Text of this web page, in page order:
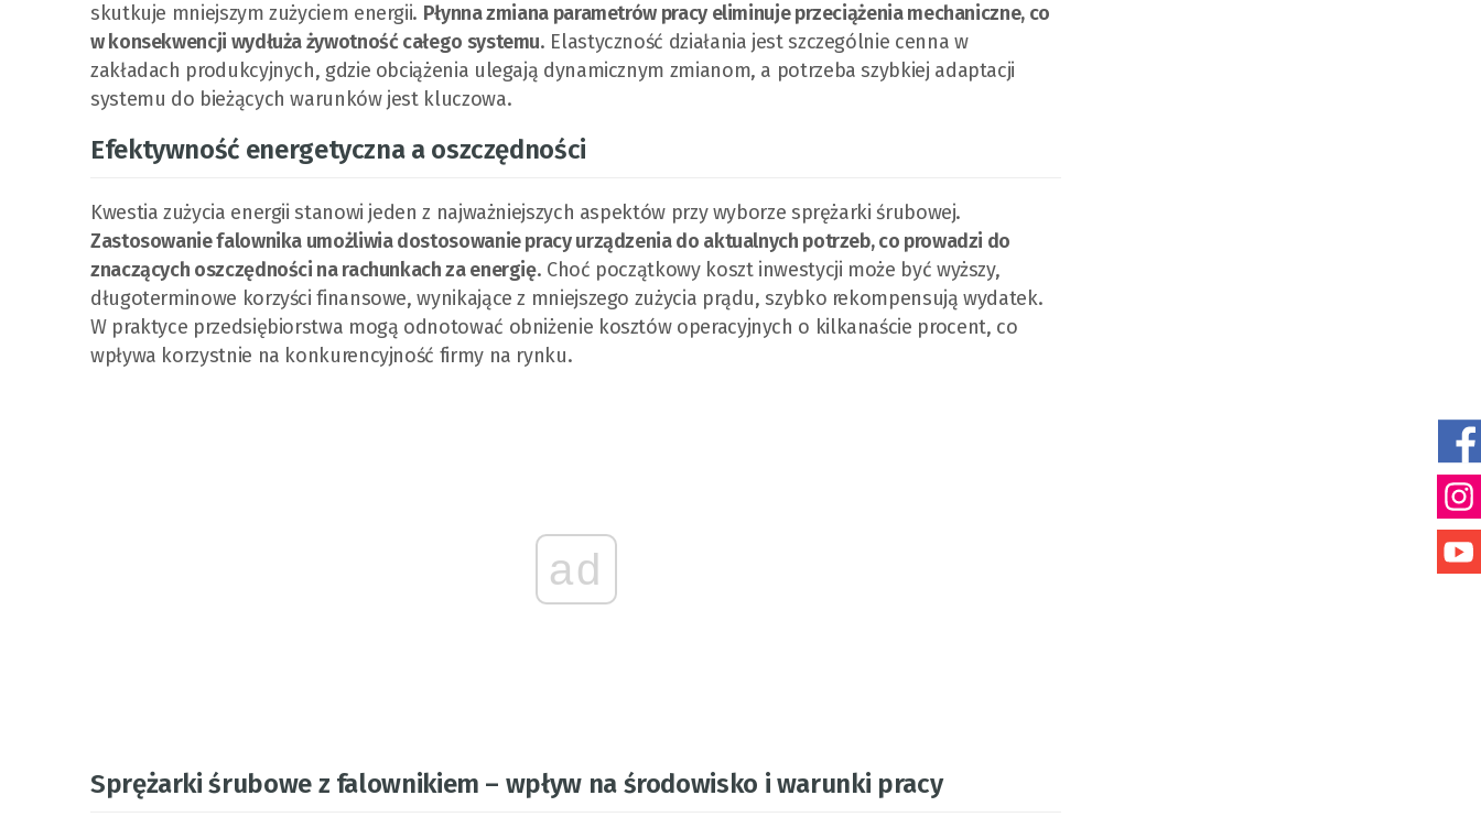
skutkuje mniejszym zużyciem energii. Płynna zmiana parametrów pracy eliminuje przeciążenia mechaniczne, co
w konsekwencji wydłuża żywotność całego systemu. Elastyczność działania jest szczególnie cenna w
zakładach produkcyjnych, gdzie obciążenia ulegają dynamicznym zmianom, a potrzeba szybkiej adaptacji
systemu do bieżących warunków jest kluczowa.
Efektywność energetyczna a oszczędności
Kwestia zużycia energii stanowi jeden z najważniejszych aspektów przy wyborze sprężarki śrubowej.
Zastosowanie falownika umożliwia dostosowanie pracy urządzenia do aktualnych potrzeb, co prowadzi do
znaczących oszczędności na rachunkach za energię. Choć początkowy koszt inwestycji może być wyższy,
długoterminowe korzyści finansowe, wynikające z mniejszego zużycia prądu, szybko rekompensują wydatek.
W praktyce przedsiębiorstwa mogą odnotować obniżenie kosztów operacyjnych o kilkanaście procent, co
wpływa korzystnie na konkurencyjność firmy na rynku.
ad
Sprężarki śrubowe z falownikiem – wpływ na środowisko i warunki pracy